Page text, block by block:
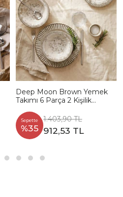
Deep Moon Brown Yemek
Takımı 6 Parça 2 Kişilik
Sepette
%35
1.403,90 TL
912,53 TL